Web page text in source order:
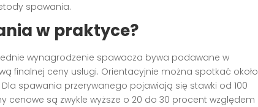
spawania.
w praktyce?
wynagrodzenie spawacza bywa podawane w
finalnej ceny usługi. Orientacyjnie można spotkać około
spawania przerywanego pojawiają się stawki od 100
cenowe są zwykle wyższe o 20 do 30 procent względem